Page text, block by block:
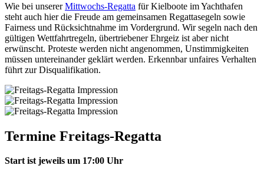
Wie bei unsererMittwochs-Regatta für Kielboote im Yachthafen
steht auch hier die Freude am gemeinsamen Regattasegeln sowie
Fairness und Rücksichtnahme im Vordergrund. Wir segeln nach den
gültigen Wettfahrtregeln, übertriebener Ehrgeiz ist aber nicht
erwünscht. Proteste werden nicht angenommen, Unstimmigkeiten
müssen untereinander geklärt werden. Erkennbar unfaires Verhalten
führt zur Disqualifikation.
Termine Freitags-Regatta
Start ist jeweils um 17:00 Uhr